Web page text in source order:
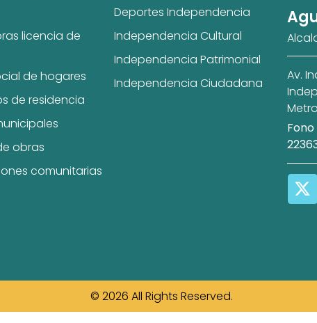
licencia de
de hogares
de residencia
obras
comunitarias
Deportes Independencia
Independencia Cultural
Independencia Patrimonial
Independencia Ciudadana
Av.
© 2026 All Rights Reserved.